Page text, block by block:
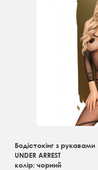
Бодістокінг з рукавами
UNDER ARREST
колір: чорний